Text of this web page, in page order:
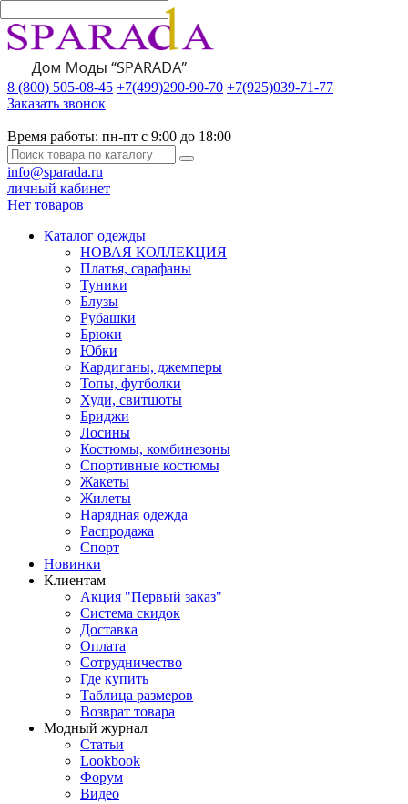
8 (800) 505-08-45 +7(499)290-90-70 +7(925)039-71-77
Заказать звонок
Время работы: пн-пт с 9:00 до 18:00
info@sparada.ru
личный кабинет
Нет товаров
Каталог одежды
НОВАЯ КОЛЛЕКЦИЯ
Платья, сарафаны
Туники
Блузы
Рубашки
Брюки
Юбки
Кардиганы, джемперы
Топы, футболки
Худи, свитшоты
Бриджи
Лосины
Костюмы, комбинезоны
Спортивные костюмы
Жакеты
Жилеты
Нарядная одежда
Распродажа
Спорт
Новинки
Клиентам
Акция "Первый заказ"
Система скидок
Доставка
Оплата
Сотрудничество
Где купить
Таблица размеров
Возврат товара
Модный журнал
Статьи
Lookbook
Форум
Видео